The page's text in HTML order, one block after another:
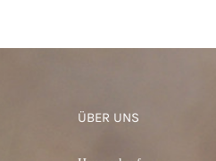
ÜBER UNS